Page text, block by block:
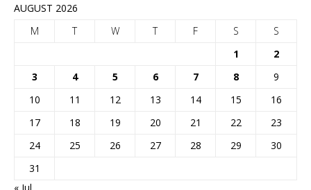
AUGUST 2026
M
T W T F S
S
1
2
3
4 5 6 7 8
9
10
11 12 13 14 15
16
17
18 19 20 21 22
23
24
25 26 27 28 29
30
31
« Jul